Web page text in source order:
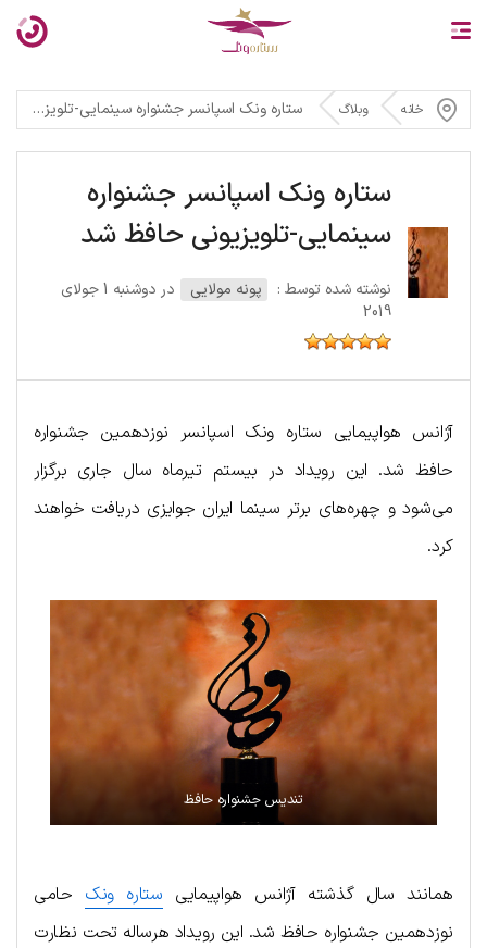
خانه وبلاگ ستاره ونک اسپانسر جشنواره سینمایی-تلویزیونی حافظ شد
ستاره ونک اسپانسر جشنواره
سینمایی-تلویزیونی حافظ شد
نوشته شده توسط : پونه مولایی
در دوشنبه 1 جولای
2019
آژانس هواپیمایی ستاره ونک اسپانسر نوزدهمین جشنواره
حافظ شد. این رویداد در بیستم تیرماه سال جاری برگزار
می‌شود و چهره‌های برتر سینما ایران جوایزی دریافت خواهند
کرد.
تندیس جشنواره حافظ
همانند سال گذشته آژانس هواپیمایی ستاره ونک حامی
نوزدهمین جشنواره حافظ شد. این رویداد هرساله تحت نظارت